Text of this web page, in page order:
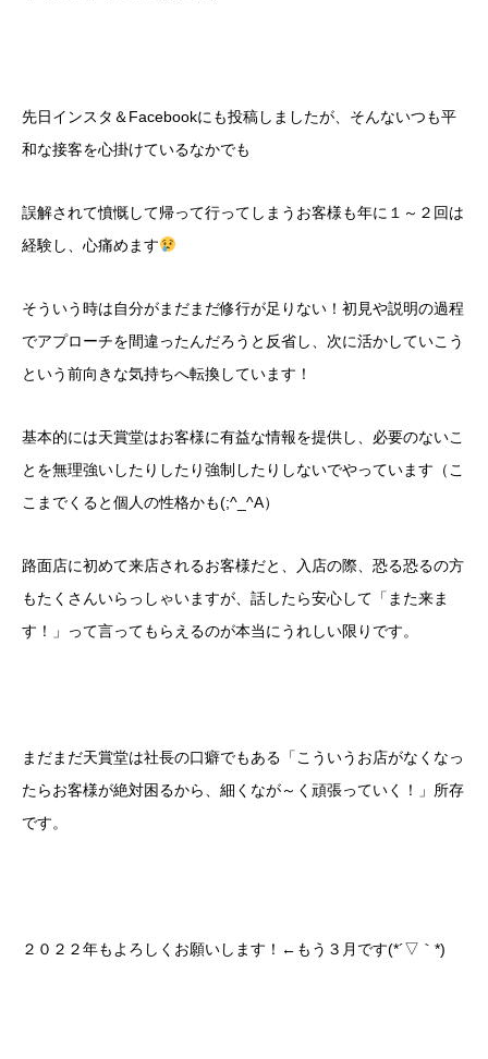
先日インスタ＆Facebookにも投稿しましたが、そんないつも平
和な接客を心掛けているなかでも
誤解されて憤慨して帰って行ってしまうお客様も年に１～２回は
経験し、心痛めます
そういう時は自分がまだまだ修行が足りない！初見や説明の過程
でアプローチを間違ったんだろうと反省し、次に活かしていこう
という前向きな気持ちへ転換しています！
基本的には天賞堂はお客様に有益な情報を提供し、必要のないこ
とを無理強いしたりしたり強制したりしないでやっています（こ
こまでくると個人の性格かも(;^_^A）
路面店に初めて来店されるお客様だと、入店の際、恐る恐るの方
もたくさんいらっしゃいますが、話したら安心して「また来ま
す！」って言ってもらえるのが本当にうれしい限りです。
まだまだ天賞堂は社長の口癖でもある「こういうお店がなくなっ
たらお客様が絶対困るから、細くなが～く頑張っていく！」所存
です。
２０２２年もよろしくお願いします！←もう３月です(*´▽｀*)